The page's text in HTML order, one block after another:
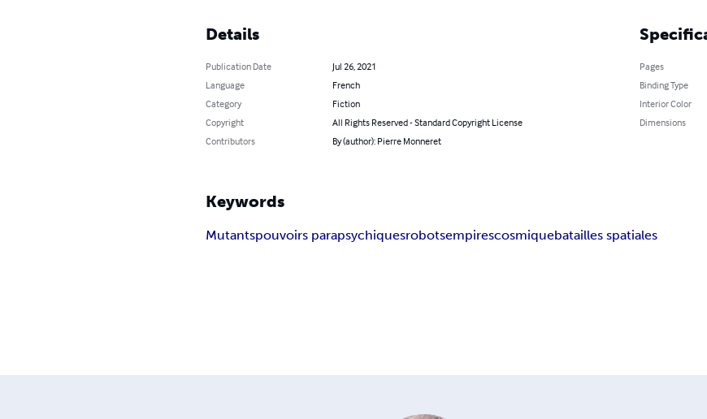
Details
Publication Date
Jul 26, 2021
Language
French
Category
Fiction
Copyright
All Rights Reserved - Standard Copyright License
Contributors
By (author): Pierre Monneret
Pages
Binding Type
Interior Color
Dimensions
Keywords
Mutantspouvoirs parapsychiquesrobotsempirescosmiquebatailles spatiales